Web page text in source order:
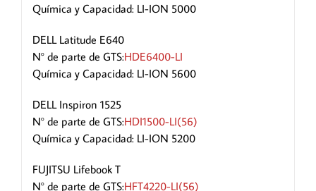
Química y Capacidad: LI-ION 5000
DELL Latitude E640
N° de parte de GTS:HDE6400-LI
Química y Capacidad: LI-ION 5600
DELL Inspiron 1525
N° de parte de GTS:HDI1500-LI(56)
Química y Capacidad: LI-ION 5200
FUJITSU Lifebook T
N° de parte de GTS:HFT4220-LI(56)